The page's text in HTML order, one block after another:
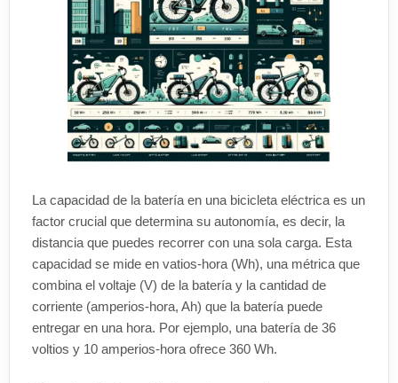
La capacidad de la batería en una bicicleta eléctrica es un
factor crucial que determina su autonomía, es decir, la
distancia que puedes recorrer con una sola carga. Esta
capacidad se mide en vatios-hora (Wh), una métrica que
combina el voltaje (V) de la batería y la cantidad de
corriente (amperios-hora, Ah) que la batería puede
entregar en una hora. Por ejemplo, una batería de 36
voltios y 10 amperios-hora ofrece 360 Wh.